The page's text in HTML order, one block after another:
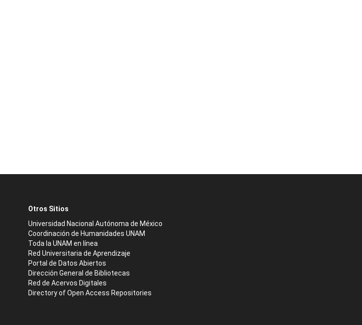
Otros Sitios
Universidad Nacional Autónoma de México
Coordinación de Humanidades UNAM
Toda la UNAM en línea
Red Universitaria de Aprendizaje
Portal de Datos Abiertos
Dirección General de Bibliotecas
Red de Acervos Digitales
Directory of Open Access Repositories